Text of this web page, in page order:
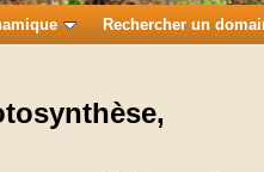
Rechercher un